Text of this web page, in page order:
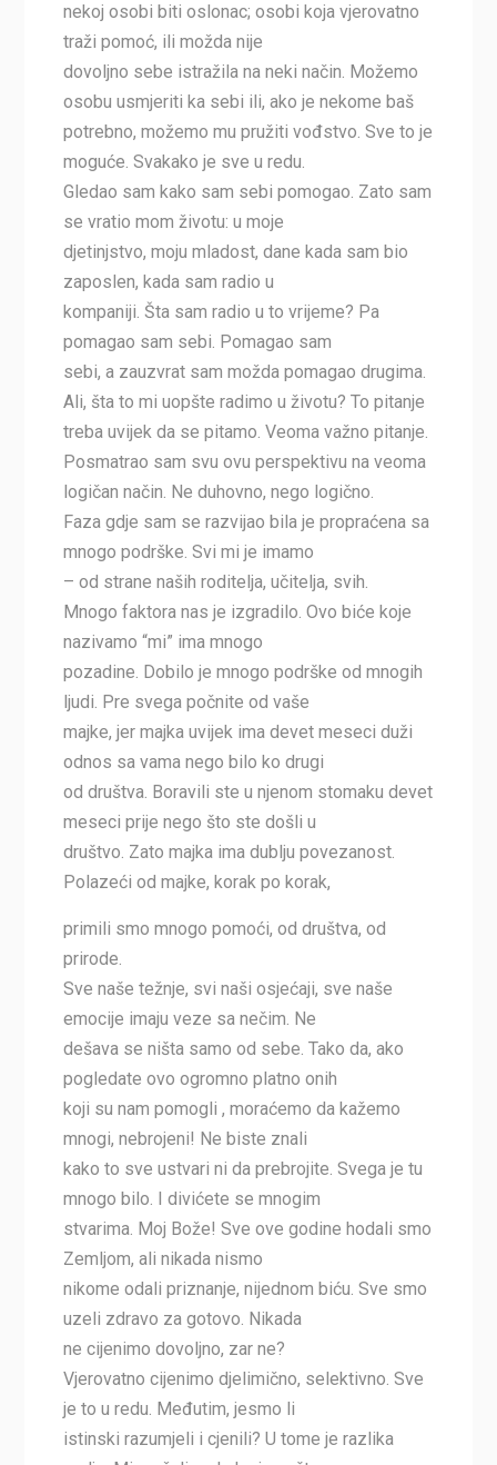
nekoj osobi biti oslonac; osobi koja vjerovatno
traži pomoć, ili možda nije
dovoljno sebe istražila na neki način. Možemo
osobu usmjeriti ka sebi ili, ako je nekome baš
potrebno, možemo mu pružiti vođstvo. Sve to je
moguće. Svakako je sve u redu.
Gledao sam kako sam sebi pomogao. Zato sam
se vratio mom životu: u moje
djetinjstvo, moju mladost, dane kada sam bio
zaposlen, kada sam radio u
kompaniji. Šta sam radio u to vrijeme? Pa
pomagao sam sebi. Pomagao sam
sebi, a zauzvrat sam možda pomagao drugima.
Ali, šta to mi uopšte radimo u životu? To pitanje
treba uvijek da se pitamo. Veoma važno pitanje.
Posmatrao sam svu ovu perspektivu na veoma
logičan način. Ne duhovno, nego logično.
Faza gdje sam se razvijao bila je propraćena sa
mnogo podrške. Svi mi je imamo
– od strane naših roditelja, učitelja, svih.
Mnogo faktora nas je izgradilo. Ovo biće koje
nazivamo “mi” ima mnogo
pozadine. Dobilo je mnogo podrške od mnogih
ljudi. Pre svega počnite od vaše
majke, jer majka uvijek ima devet meseci duži
odnos sa vama nego bilo ko drugi
od društva. Boravili ste u njenom stomaku devet
meseci prije nego što ste došli u
društvo. Zato majka ima dublju povezanost.
Polazeći od majke, korak po korak,
primili smo mnogo pomoći, od društva, od
prirode.
Sve naše težnje, svi naši osjećaji, sve naše
emocije imaju veze sa nečim. Ne
dešava se ništa samo od sebe. Tako da, ako
pogledate ovo ogromno platno onih
koji su nam pomogli , moraćemo da kažemo
mnogi, nebrojeni! Ne biste znali
kako to sve ustvari ni da prebrojite. Svega je tu
mnogo bilo. I divićete se mnogim
stvarima. Moj Bože! Sve ove godine hodali smo
Zemljom, ali nikada nismo
nikome odali priznanje, nijednom biću. Sve smo
uzeli zdravo za gotovo. Nikada
ne cijenimo dovoljno, zar ne?
Vjerovatno cijenimo djelimično, selektivno. Sve
je to u redu. Međutim, jesmo li
istinski razumjeli i cjenili? U tome je razlika